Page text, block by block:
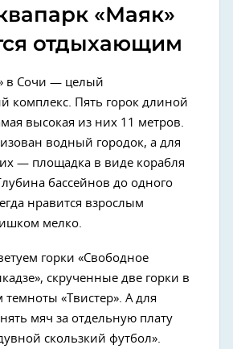
«Маяк»
отдыхающим
в Сочи — целый
комплекс. Пять горок длиной
высокая из них 11 метров.
водный городок, а для
— площадка в виде корабля
бассейнов до одного
нравится взрослым
мелко.
горки «Свободное
скрученные две горки в
темноты «Твистер». А для
мяч за отдельную плату
скользкий футбол».